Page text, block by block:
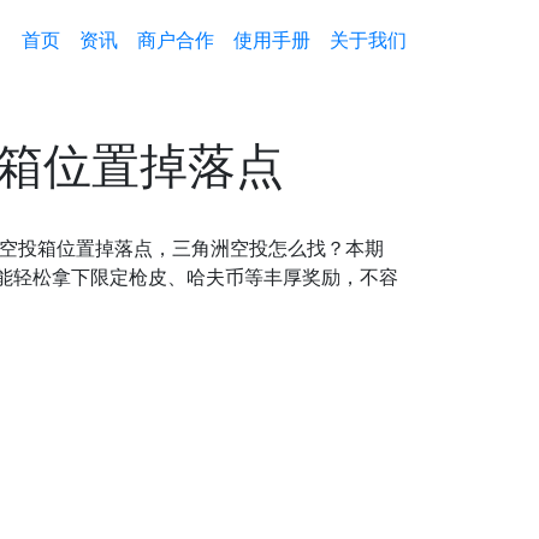
首页 资讯 商户合作 使用手册 关于我们
位置掉落点
箱位置掉落点，三角洲空投怎么找？本期
松拿下限定枪皮、哈夫币等丰厚奖励，不容